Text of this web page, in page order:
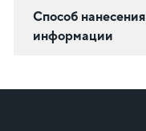
Способ нанесения
информации